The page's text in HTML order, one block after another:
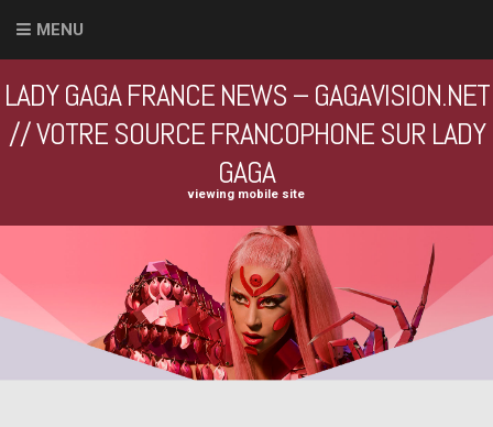
MENU
LADY GAGA FRANCE NEWS – GAGAVISION.NET
// VOTRE SOURCE FRANCOPHONE SUR LADY
GAGA
viewing mobile site